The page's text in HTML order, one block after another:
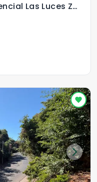
Terreno en venta en Residencial Las Luces Zaragoza